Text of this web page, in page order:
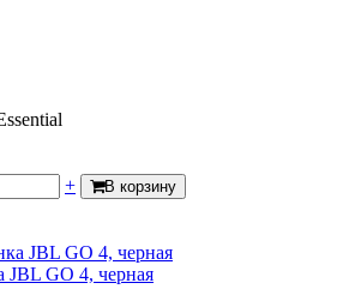
+ В корзину
JBL GO 4, черная